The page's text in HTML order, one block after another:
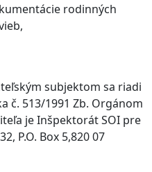
rodinných
subjektom sa riadi
č. 513/1991 Zb. Orgánom
je Inšpektorát SOI pre
P.O. Box 5,820 07